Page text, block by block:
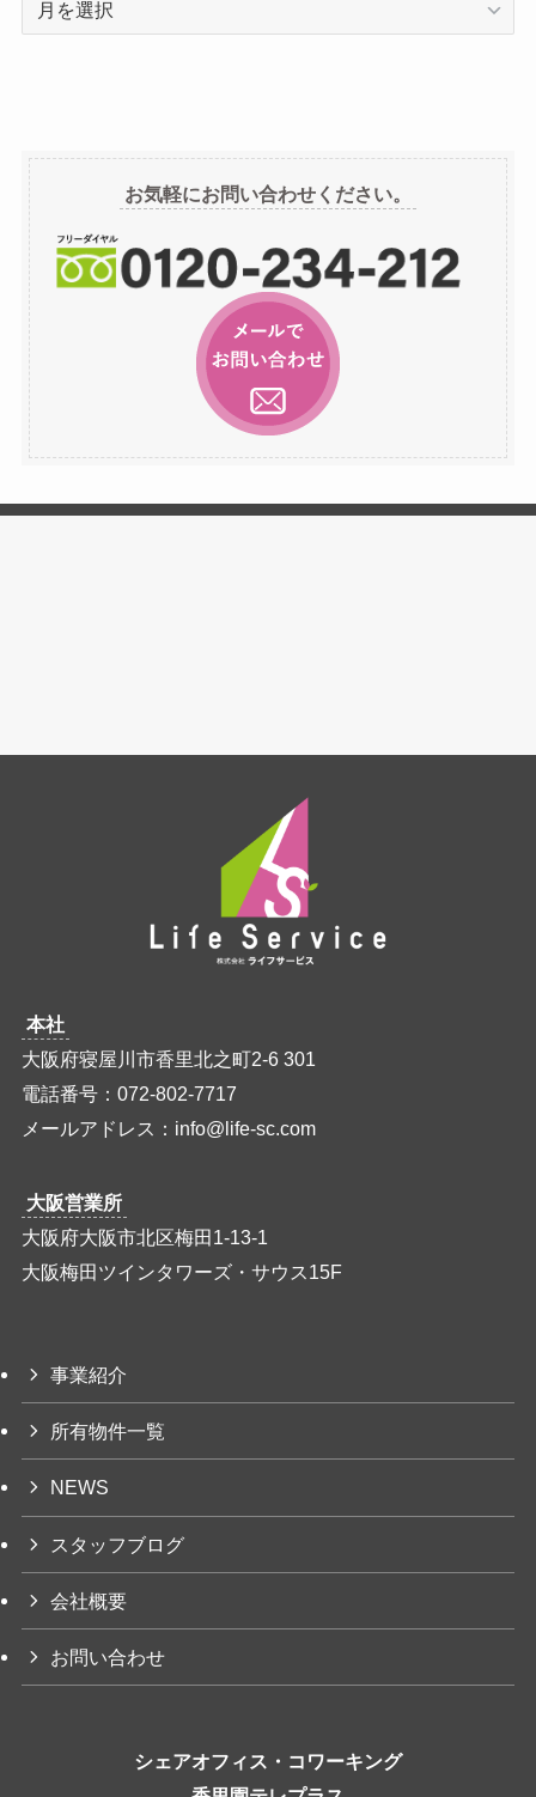
イ
ブ
お気軽にお問い合わせください。
本社
大阪府寝屋川市香里北之町2-6 301
電話番号：072-802-7717
メールアドレス：info@life-sc.com
大阪営業所
大阪府大阪市北区梅田1-13-1
大阪梅田ツインタワーズ・サウス15F
事業紹介
所有物件一覧
NEWS
スタッフブログ
会社概要
お問い合わせ
シェアオフィス・コワーキング